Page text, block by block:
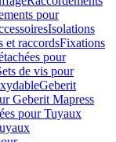
pour
Isolations
et raccordsFixations
pour
de vis pour
Geberit
Geberit Mapress
pour Tuyaux